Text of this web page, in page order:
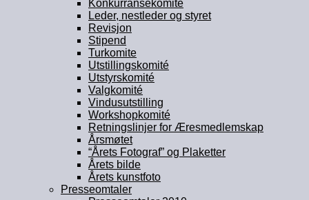
Konkurransekomitè
Leder, nestleder og styret
Revisjon
Stipend
Turkomite
Utstillingskomité
Utstyrskomité
Valgkomité
Vindusutstilling
Workshopkomité
Retningslinjer for Æresmedlemskap
Årsmøtet
“Årets Fotograf” og Plaketter
Årets bilde
Årets kunstfoto
Presseomtaler